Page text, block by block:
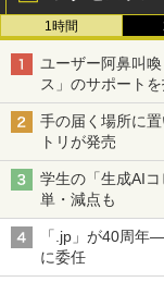
1時間
ユーザー阿鼻叫
ス」のサポート
手の届く場所に
トリが発売
学生の「生成AI
単・減点も
「.jp」が40周
に委任